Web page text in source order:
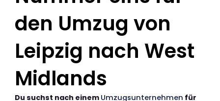
den Umzug von
Leipzig nach West
Midlands
Du suchst nach einem Umzugsunternehmen für